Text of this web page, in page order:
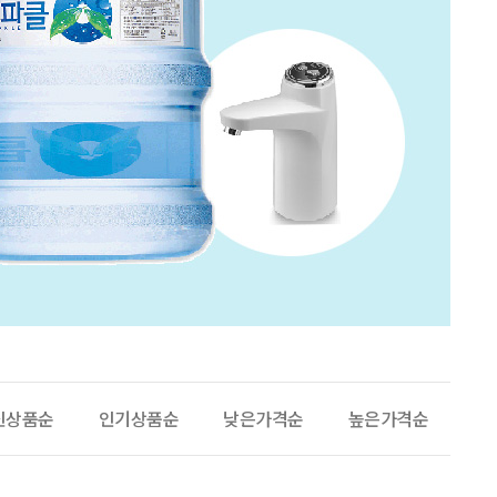
상품순 인기상품순 낮은가격순 높은가격순